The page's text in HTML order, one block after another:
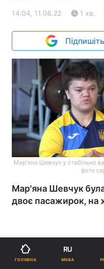
14:04, 11.06.22 1 хв.
Мар'яна Шевчук у стабільно
фото
Мар'яна Шевчук
двоє пасажирок, на
ГОЛОВНА
RU
МОВА